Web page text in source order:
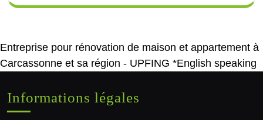
Entreprise pour rénovation de maison et appartement à
Carcassonne et sa région - UPFING *English speaking
Informations légales